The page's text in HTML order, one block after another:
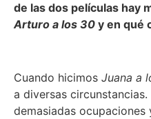
de las dos películas hay
Arturo a los 30 y en qué
Cuando hicimos Juana a
a diversas
demasiadas